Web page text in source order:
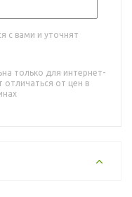
с вами и уточнят
только для интернет-
отличаться от цен в